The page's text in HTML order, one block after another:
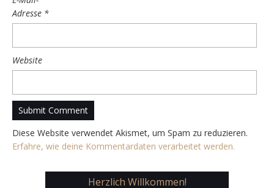
Adresse *
Website
Diese Website verwendet Akismet, um Spam zu reduzieren.
Erfahre, wie deine Kommentardaten verarbeitet werden.
Herzlich Willkommen!